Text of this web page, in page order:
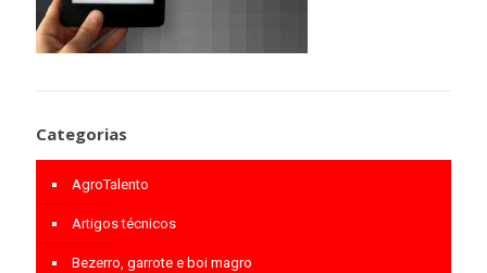
Categorias
AgroTalento
Artigos técnicos
Bezerro, garrote e boi magro